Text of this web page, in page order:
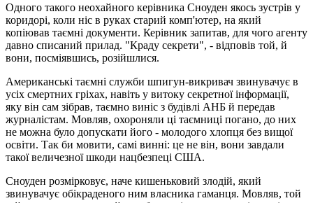
Одного такого неохайного керівника Сноуден якось зустрів у
коридорі, коли ніс в руках старий комп'ютер, на який
копіював таємні документи. Керівник запитав, для чого агенту
давно списаний прилад. "Краду секрети", - відповів той, й
вони, посміявшись, розійшлися.
Американські таємні служби шпигун-викривач звинувачує в
усіх смертних гріхах, навіть у витоку секретної інформації,
яку він сам зібрав, таємно виніс з будівлі АНБ й передав
журналістам. Мовляв, охороняли ці таємниці погано, до них
не можна було допускати його - молодого хлопця без вищої
освіти. Так би мовити, самі винні: це не він, вони завдали
такої величезної шкоди нацбезпеці США.
Сноуден розмірковує, наче кишеньковий злодій, який
звинувачує обікраденого ним власника гаманця. Мовляв, той